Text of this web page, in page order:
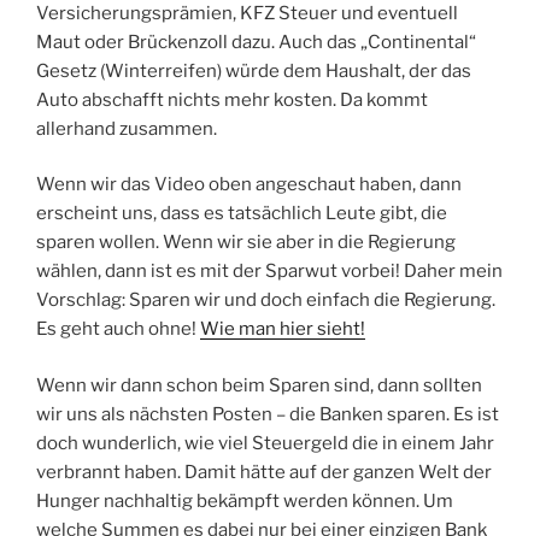
Versicherungsprämien, KFZ Steuer und eventuell
Maut oder Brückenzoll dazu. Auch das „Continental“
Gesetz (Winterreifen) würde dem Haushalt, der das
Auto abschafft nichts mehr kosten. Da kommt
allerhand zusammen.
Wenn wir das Video oben angeschaut haben, dann
erscheint uns, dass es tatsächlich Leute gibt, die
sparen wollen. Wenn wir sie aber in die Regierung
wählen, dann ist es mit der Sparwut vorbei! Daher mein
Vorschlag: Sparen wir und doch einfach die Regierung.
Es geht auch ohne! Wie man hier sieht!
Wenn wir dann schon beim Sparen sind, dann sollten
wir uns als nächsten Posten – die Banken sparen. Es ist
doch wunderlich, wie viel Steuergeld die in einem Jahr
verbrannt haben. Damit hätte auf der ganzen Welt der
Hunger nachhaltig bekämpft werden können. Um
welche Summen es dabei nur bei einer einzigen Bank